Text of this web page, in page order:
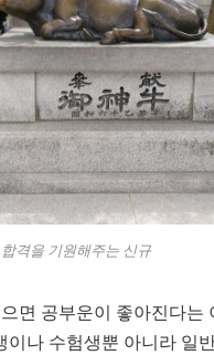
합격을 기원해주는 신규
면 공부운이 좋아진다는
이나 수험생뿐 아니라 일